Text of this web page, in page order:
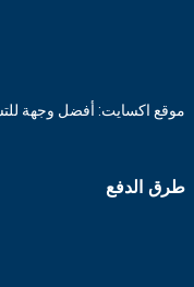
موقع اكسايت: أفضل وجهة
طرق الدفع